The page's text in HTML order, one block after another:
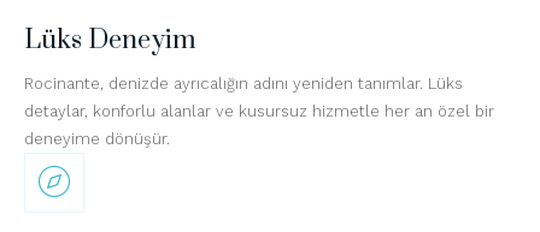
Lüks Deneyim
Rocinante, denizde ayrıcalığın adını yeniden tanımlar. Lüks
detaylar, konforlu alanlar ve kusursuz hizmetle her an özel bir
deneyime dönüşür.